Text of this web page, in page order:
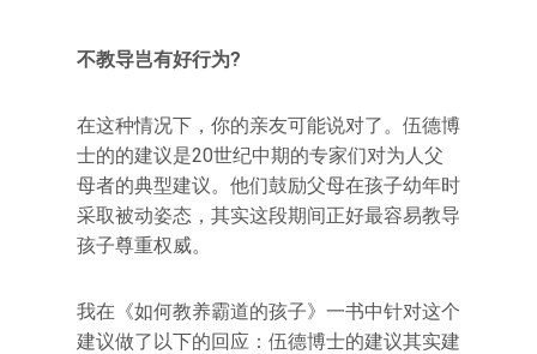
不教导岂有好行为?
在这种情况下，你的亲友可能说对了。伍德博
士的的建议是20世纪中期的专家们对为人父
母者的典型建议。他们鼓励父母在孩子幼年时
采取被动姿态，其实这段期间正好最容易教导
孩子尊重权威。
我在《如何教养霸道的孩子》一书中针对这个
建议做了以下的回应：伍德博士的建议其实建